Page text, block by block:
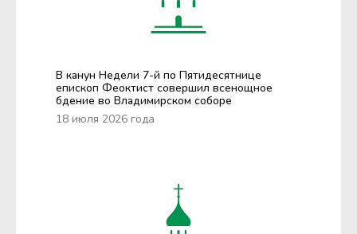
В канун Недели 7-й по Пятидесятнице
епископ Феоктист совершил всенощное
бдение во Владимирском соборе
18 июля 2026 года